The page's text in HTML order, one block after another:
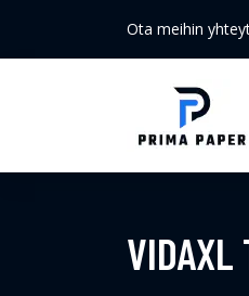
Ota meihin
VIDAXL